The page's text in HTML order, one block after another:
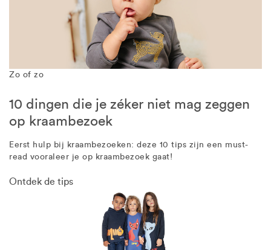
Zo of zo
10 dingen die je zéker niet mag zeggen
op kraambezoek
Eerst hulp bij kraambezoeken: deze 10 tips zijn een must-
read vooraleer je op kraambezoek gaat!
Ontdek de tips